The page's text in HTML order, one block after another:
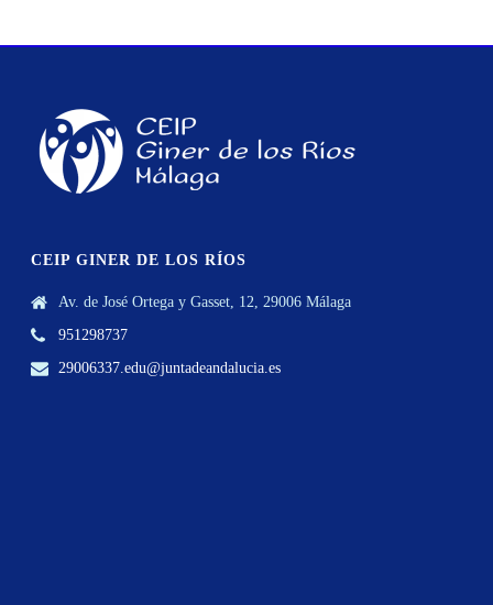
CEIP GINER DE LOS RÍOS
Av. de José Ortega y Gasset, 12, 29006 Málaga
951298737
29006337.edu@juntadeandalucia.es